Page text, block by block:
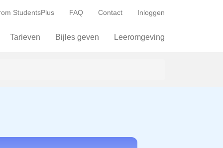
StudentsPlus FAQ Contact Inloggen
Tarieven Bijles geven Leeromgeving